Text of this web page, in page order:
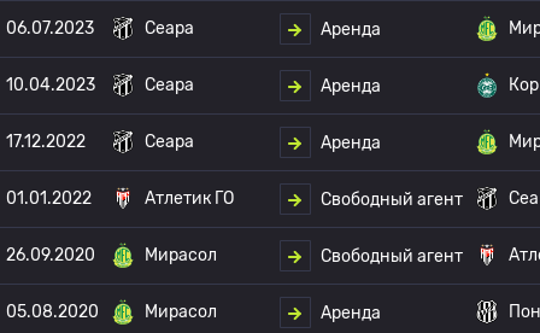
06.07.2023 Сеара Аренда
10.04.2023 Сеара Аренда
17.12.2022 Сеара Аренда
01.01.2022 Атлетик ГО Свободный агент
26.09.2020 Мирасол Свободный агент
05.08.2020 Мирасол Аренда